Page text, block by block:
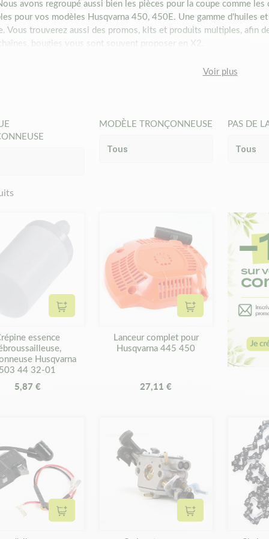
avons regroupé aussi bien les pièces pour la coupe comme
pour vos modèles Husqvarna 450, 450E. Une gamme d'huiles
Vous trouverez aussi des promos, kits et produits multiples, afin
bougies vous sont souvent proposer en X2.
Matijardin sont dans la grande majorité des pièces adaptables
09/2021
Voir plus
MODÈLE TRONÇONNEUSE PAS DE
Ajouter au panier
essence
Husqvarna
44 32-01
5,87 €
Ajouter au panier
Lanceur complet pour
Husqvarna 445 450
27,11 €
Ajouter au panier Ajouter au panier